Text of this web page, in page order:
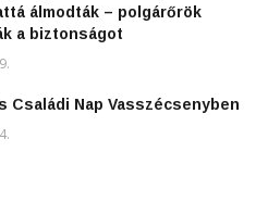
álmodták – polgárőrök
a biztonságot
Családi Nap Vasszécsenyben